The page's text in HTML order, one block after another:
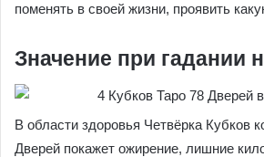
поменять в своей жизни, проявить
Значение при гадании
В области здоровья Четвёрка Кубков
Дверей покажет ожирение, лишние